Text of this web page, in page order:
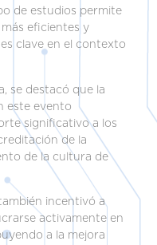
de estudios permite
eficientes y
clave en el contexto
se destacó que la
este evento
significativo a los
de la
de la cultura de
incentivó a
activamente en
a la mejora